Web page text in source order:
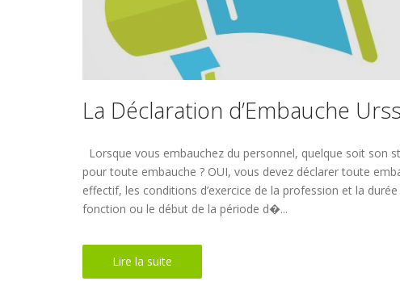
La Déclaration d’Embauche
Lorsque vous embauchez du personnel, quelque soit son
pour toute embauche ? OUI, vous devez déclarer toute
effectif, les conditions d’exercice de la profession et la
fonction ou le début de la période d�...
Lire la suite